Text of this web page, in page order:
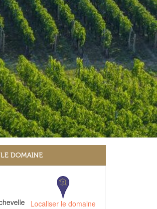
DOMAINE
Localiser le domaine